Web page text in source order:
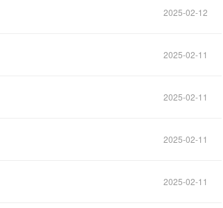
2025-02-12
2025-02-11
2025-02-11
2025-02-11
2025-02-11